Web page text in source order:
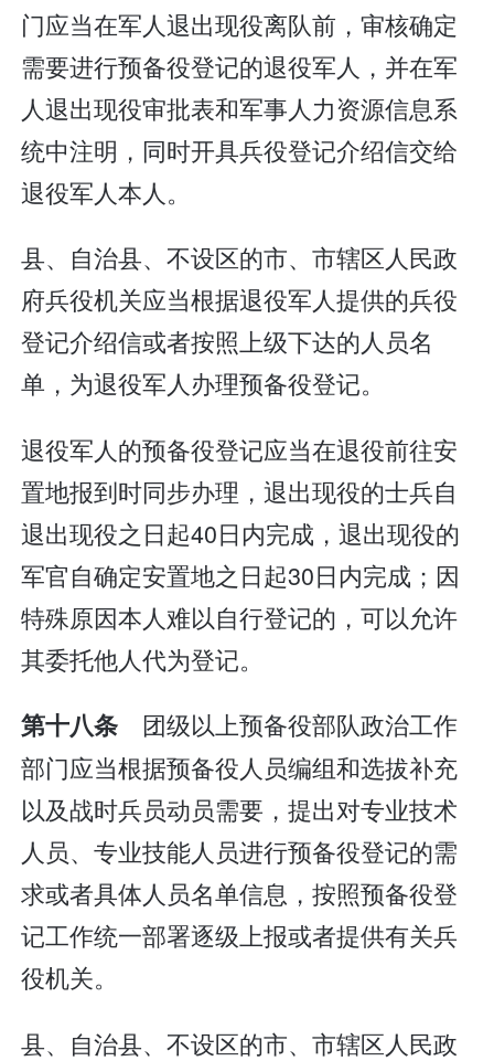
门应当在军人退出现役离队前，审核确定
需要进行预备役登记的退役军人，并在军
人退出现役审批表和军事人力资源信息系
统中注明，同时开具兵役登记介绍信交给
退役军人本人。
县、自治县、不设区的市、市辖区人民政
府兵役机关应当根据退役军人提供的兵役
登记介绍信或者按照上级下达的人员名
单，为退役军人办理预备役登记。
退役军人的预备役登记应当在退役前往安
置地报到时同步办理，退出现役的士兵自
退出现役之日起40日内完成，退出现役的
军官自确定安置地之日起30日内完成；因
特殊原因本人难以自行登记的，可以允许
其委托他人代为登记。
第十八条 团级以上预备役部队政治工作
部门应当根据预备役人员编组和选拔补充
以及战时兵员动员需要，提出对专业技术
人员、专业技能人员进行预备役登记的需
求或者具体人员名单信息，按照预备役登
记工作统一部署逐级上报或者提供有关兵
役机关。
县、自治县、不设区的市、市辖区人民政